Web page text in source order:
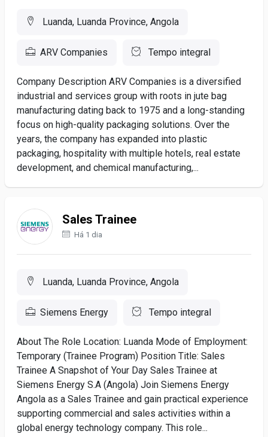
Luanda, Luanda Province, Angola
ARV Companies Tempo integral
Company Description ARV Companies is a diversified
industrial and services group with roots in jute bag
manufacturing dating back to 1975 and a long-standing
focus on high-quality packaging solutions. Over the
years, the company has expanded into plastic
packaging, hospitality with multiple hotels, real estate
development, and chemical manufacturing,...
Sales Trainee
Há 1 dia
Luanda, Luanda Province, Angola
Siemens Energy Tempo integral
About The Role Location: Luanda Mode of Employment:
Temporary (Trainee Program) Position Title: Sales
Trainee A Snapshot of Your Day Sales Trainee at
Siemens Energy S.A (Angola) Join Siemens Energy
Angola as a Sales Trainee and gain practical experience
supporting commercial and sales activities within a
global energy technology company. This role...